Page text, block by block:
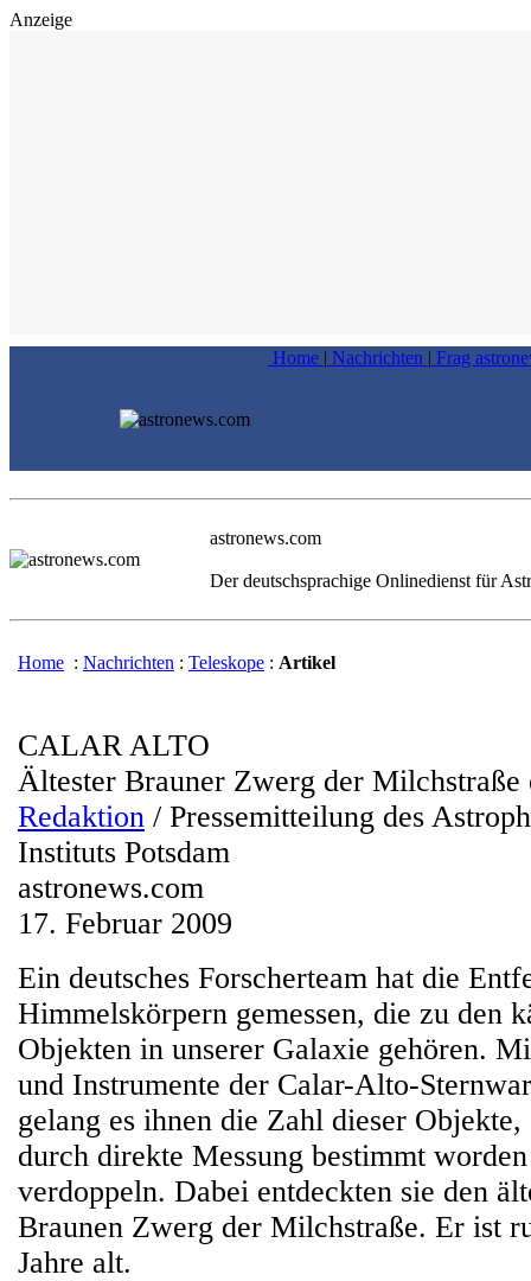
Anzeige
Home | Nachrichten | Frag
astronews.com
Der deutschsprachige Onlinedienst für
Home : Nachrichten : Teleskope : Artikel
CALAR ALTO
Ältester Brauner Zwerg der Milchstraße
Redaktion / Pressemitteilung des
Instituts Potsdam
astronews.com
17. Februar 2009
Ein deutsches Forscherteam hat die
Himmelskörpern gemessen, die zu den
Objekten in unserer Galaxie gehören.
und Instrumente der Calar-Alto-
gelang es ihnen die Zahl dieser
durch direkte Messung bestimmt
verdoppeln. Dabei entdeckten sie den
Braunen Zwerg der Milchstraße. Er ist
Jahre alt.